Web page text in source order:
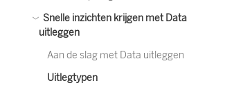
Snelle inzichten krijgen met Data
uitleggen
Aan de slag met Data uitleggen
Uitlegtypen